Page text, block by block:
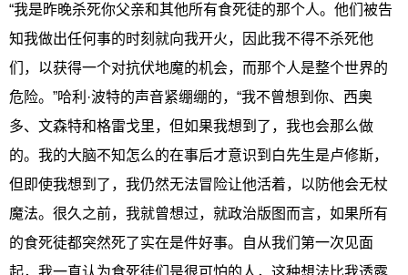
“我是昨晚杀死你父亲和其他所有食死徒的那个人。他们被告
知我做出任何事的时刻就向我开火，因此我不得不杀死他
们，以获得一个对抗伏地魔的机会，而那个人是整个世界的
危险。”哈利·波特的声音紧绷绷的，“我不曾想到你、西奥
多、文森特和格雷戈里，但如果我想到了，我也会那么做
的。我的大脑不知怎么的在事后才意识到白先生是卢修斯，
但即使我想到了，我仍然无法冒险让他活着，以防他会无杖
魔法。很久之前，我就曾想过，就政治版图而言，如果所有
的食死徒都突然死了实在是件好事。自从我们第一次见面
起，我一直认为食死徒们是很可怕的人，这种想法比我透露